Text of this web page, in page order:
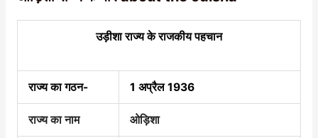
उड़ीशा राज्य के राजकीय पहचान
राज्य का गठन- 1 अप्रैल 1936
राज्य का नाम ओड़िशा